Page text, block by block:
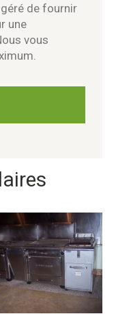
de fournir
une
vous